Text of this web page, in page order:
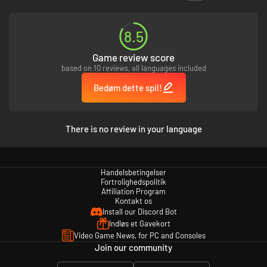
annulleres, fjernes det digitale eksemplar af PGA TOUR 2K23 fra
platformskontoen. Vilkår gælder.
Børnekonti har muligvis ikke adgang til visse funktioner i spillet, herunder
butikken i spillet. Spillere under 13 år anses for at være børn, medmindre
lokale lovgivninger specificerer andet.
8.5
Game review score
based on 10 reviews, all languages included
Bedøm dette spil!
There is no review in your language
Handelsbetingelser
Fortrolighedspolitik
Affiliation Program
Kontakt os
Install our Discord Bot
Indløs et Gavekort
Video Game News, for PC and Consoles
Join our community